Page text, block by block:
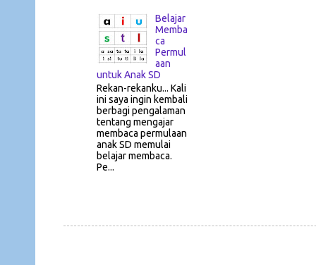
Belajar
Memba
ca
Permul
aan
untuk Anak SD
Rekan-rekanku... Kali
ini saya ingin kembali
berbagi pengalaman
tentang mengajar
membaca permulaan
anak SD memulai
belajar membaca.
Pe...